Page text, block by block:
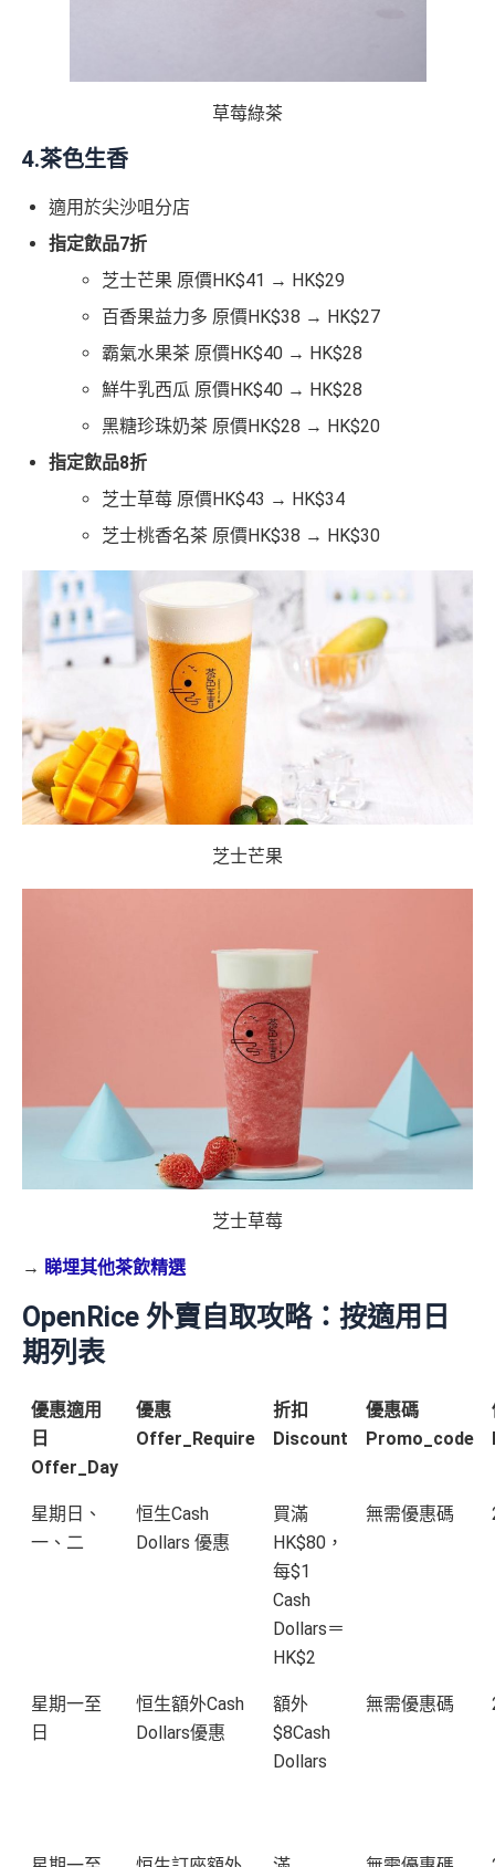
草莓綠茶
4.茶色生香
適用於尖沙咀分店
指定飲品7折
芝士芒果 原價HK$41 → HK$29
百香果益力多 原價HK$38 → HK$27
霸氣水果茶 原價HK$40 → HK$28
鮮牛乳西瓜 原價HK$40 → HK$28
黑糖珍珠奶茶 原價HK$28 → HK$20
指定飲品8折
芝士草莓 原價HK$43 → HK$34
芝士桃香名茶 原價HK$38 → HK$30
芝士芒果
芝士草莓
→ 睇埋其他茶飲精選
OpenRice 外賣自取攻略：按適用日
期列表
優惠適用
日
Offer_Day
優惠
Offer_Require
折扣
Discount
優惠碼
Promo_code
星期日、
一、二
恒生Cash
Dollars 優惠
買滿
HK$80，
每$1
Cash
Dollars＝
HK$2
無需優惠碼
星期一至
日
恒生額外Cash
Dollars優惠
額外
$8Cash
Dollars
無需優惠碼